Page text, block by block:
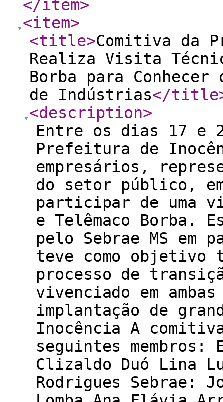
</item>
<item>
<title>Comitiva da
Realiza Visita
Borba para
de Indústrias</title
<description>
Entre os dias 17 e
Prefeitura de
empresários,
do setor público,
participar de uma
e Telêmaco Borba.
pelo Sebrae MS em
teve como objetivo
processo de
vivenciado em
implantação de
Inocência A
seguintes
Clizaldo Duó Lina
Rodrigues Sebrae: